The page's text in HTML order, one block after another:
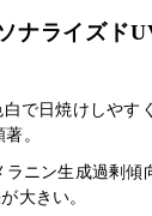
ナライズド
白で日焼けしやす
。
ラニン生成過剰傾
大きい。